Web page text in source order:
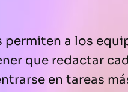
permiten a los
que redactar
en tareas